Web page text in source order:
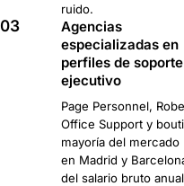
ruido.
03
Agencias
especializadas en
perfiles de soporte
ejecutivo
Page Personnel,
Office Support y
mayoría del
en Madrid y
del salario bruto